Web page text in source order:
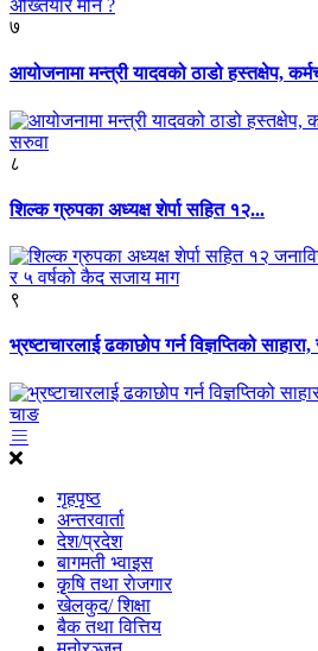
७
आयोजनामा मन्त्री यादवको ठाडो हस्तक्षेप,
८
शिल्क ग्रुपका अध्यक्ष शेर्पा सहित १२...
९
भ्रष्टाचारलाई ढकाछोप गर्न विज्ञप्तिको
गृहपृष्ठ
अन्तरवार्ता
देश/प्रदेश
बागमती भ्वाइस
कृृषि तथा राेजगार
खेलकुद/ शिक्षा
बैक तथा वित्तिय